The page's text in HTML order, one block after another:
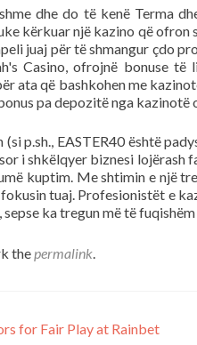
dhe do të kenë Terma
kërkuar një kazino që ofron
juaj për të shmangur çdo
Casino, ofrojnë bonuse të
ata që bashkohen me
pa depozitë nga kazinotë
p.sh., EASTER40 është
i shkëlqyer biznesi lojërash
kuptim. Me shtimin e një
tuaj. Profesionistët e
ka tregun më të
thepermalink.
for Fair Play at Rainbet